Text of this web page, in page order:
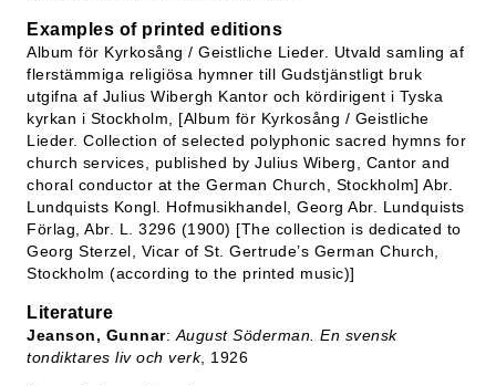
Examples of printed editions
Album för Kyrkosång / Geistliche Lieder. Utvald samling af
flerstämmiga religiösa hymner till Gudstjänstligt bruk
utgifna af Julius Wibergh Kantor och kördirigent i Tyska
kyrkan i Stockholm, [Album för Kyrkosång / Geistliche
Lieder. Collection of selected polyphonic sacred hymns for
church services, published by Julius Wiberg, Cantor and
choral conductor at the German Church, Stockholm] Abr.
Lundquists Kongl. Hofmusikhandel, Georg Abr. Lundquists
Förlag, Abr. L. 3296 (1900) [The collection is dedicated to
Georg Sterzel, Vicar of St. Gertrude’s German Church,
Stockholm (according to the printed music)]
Literature
Jeanson, Gunnar: August Söderman. En svensk
tondiktares liv och verk, 1926